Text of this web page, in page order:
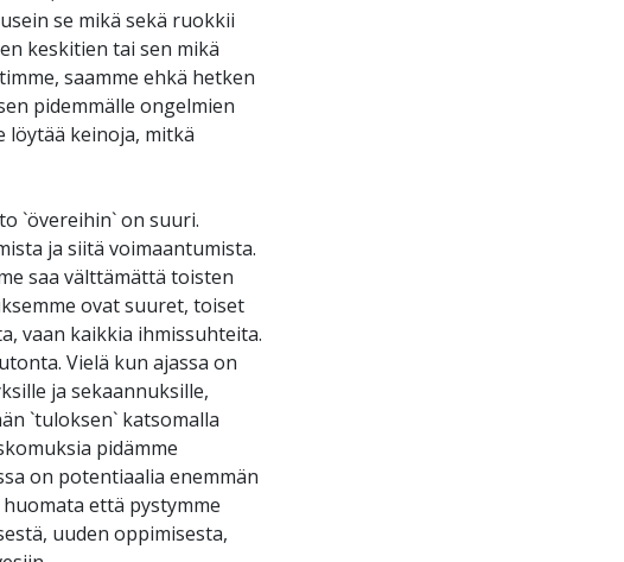
se mikä sekä ruokkii
keskitien tai sen mikä
saamme ehkä hetken
pidemmälle ongelmien
löytää keinoja, mitkä
`övereihin` on suuri.
ja siitä voimaantumista.
saa välttämättä toisten
ovat suuret, toiset
vaan kaikkia ihmissuhteita.
Vielä kun ajassa on
ja sekaannuksille,
`tuloksen` katsomalla
pidämme
on potentiaalia enemmän
että pystymme
uuden oppimisesta,